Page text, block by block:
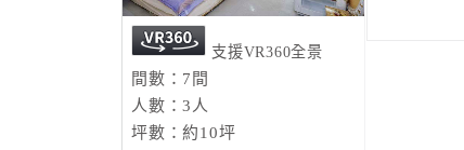
支援VR360全景
間數：7間
人數：3人
坪數：約10坪